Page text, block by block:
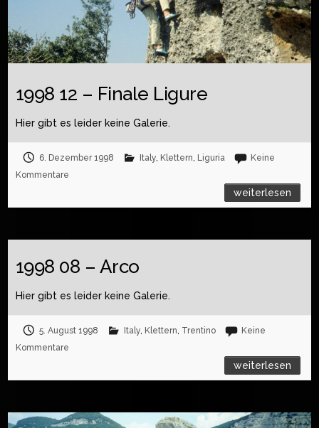
1998 12 – Finale Ligure
Hier gibt es leider keine Galerie.
6. Dezember 1998 Italy, Klettern, Liguria
Keine
Kommentare
weiterlesen
1998 08 – Arco
Hier gibt es leider keine Galerie.
5. August 1998 Italy, Klettern, Trentino
Keine
Kommentare
weiterlesen